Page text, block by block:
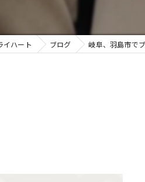
空き家
イハート ブログ 岐阜、羽島市で